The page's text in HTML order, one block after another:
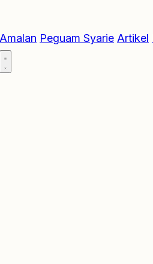
Peguam Syarie Artikel